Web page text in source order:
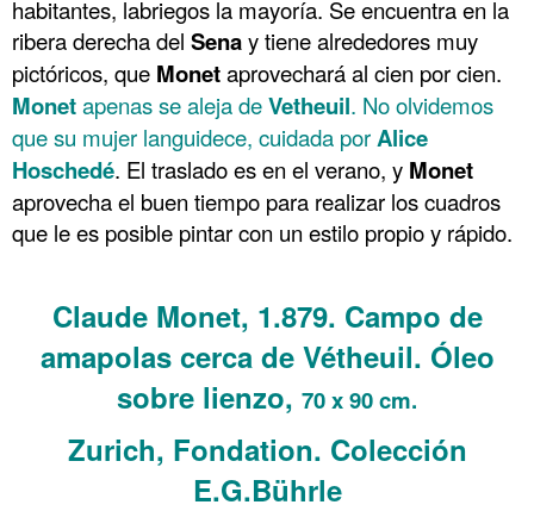
habitantes, labriegos la mayoría. Se encuentra en la
ribera derecha del Senay tiene alrededores muy
pictóricos, que Monetaprovechará al cien por cien.
Monetapenas se aleja deVetheuil. No olvidemos
que su mujer languidece, cuidada porAlice
Hoschedé. El traslado es en el verano, y Monet
aprovecha el buen tiempo para realizar los cuadros
que le es posible pintar con un estilo propio y rápido.
Claude Monet, 1.879. Campo de
amapolas cerca de Vétheuil. Óleo
sobre lienzo, 70 x 90 cm.
Zurich, Fondation. Colección
E.G.Bührle